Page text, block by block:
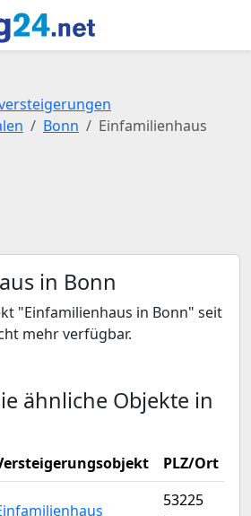
Bonn Einfamilienhaus
in Bonn
"Einfamilienhaus in Bonn" seit
mehr verfügbar.
ähnliche Objekte in
PLZ/Ort
53225